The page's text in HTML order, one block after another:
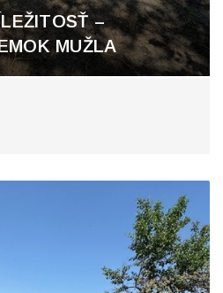
–
MUŽLA